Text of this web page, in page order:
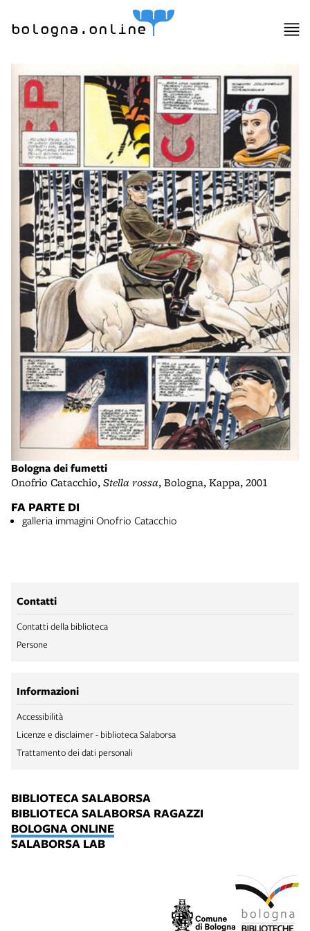
bologna.online
Bologna dei fumetti
Onofrio Catacchio,Stella rossa, Bologna, Kappa, 2001
FA PARTE DI
galleria immagini Onofrio Catacchio
Contatti
Contatti della biblioteca
Persone
Informazioni
Accessibilità
Licenze e disclaimer - biblioteca Salaborsa
Trattamento dei dati personali
BIBLIOTECA SALABORSA
BIBLIOTECA SALABORSA RAGAZZI
BOLOGNA ONLINE
SALABORSA LAB